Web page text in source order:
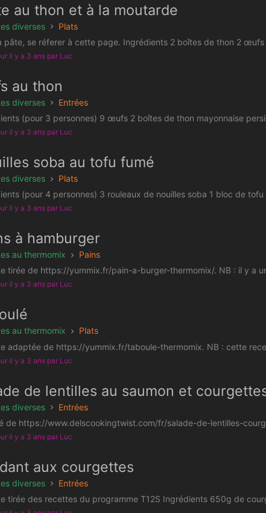
au thon et à la moutarde
diverses
Plats
pâte, se réferer à cette page. Ingrédients 2 boîtes de thon 2
il y a 3 ans par Luc
au thon
diverses
Entrées
(pour 3 personnes) 9 œufs 2 boîtes de thon mayonnaise
il y a 3 ans par Luc
soba au tofu fumé
diverses
Plats
(pour 4 personnes) 3 rouleaux de nouilles soba 1 bloc de
il y a 3 ans par Luc
à hamburger
au thermomix
Pains
tirée de https://yummix.fr/pain-a-burger-thermomix/. NB : il y a
il y a 3 ans par Luc
au thermomix
Plats
adaptée de https://yummix.fr/taboule-thermomix. NB : cette
il y a 3 ans par Luc
de lentilles au saumon et
diverses
Entrées
de https://www.delscookingtwist.com/fr/salade-de-lentilles-
il y a 3 ans par Luc
aux courgettes
diverses
Entrées
tirée des recettes du programme T12S Ingrédients 650g de